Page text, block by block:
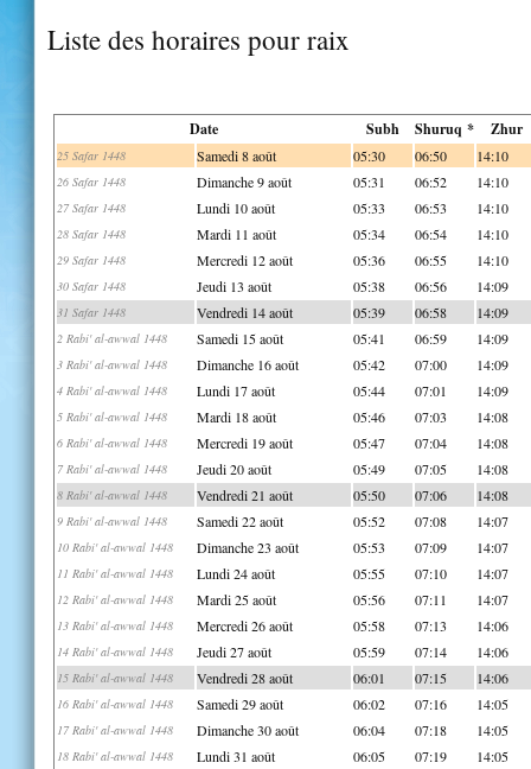
Liste des horaires pour raix
Date Subh Shuruq * Zhur
25 Safar 1448 Samedi 8 août 05:30 06:50 14:10
26 Safar 1448 Dimanche 9 août 05:31 06:52 14:10
27 Safar 1448 Lundi 10 août 05:33 06:53 14:10
28 Safar 1448 Mardi 11 août 05:34 06:54 14:10
29 Safar 1448 Mercredi 12 août 05:36 06:55 14:10
30 Safar 1448 Jeudi 13 août 05:38 06:56 14:09
31 Safar 1448 Vendredi 14 août 05:39 06:58 14:09
2 Rabi' al-awwal 1448 Samedi 15 août 05:41 06:59 14:09
3 Rabi' al-awwal 1448 Dimanche 16 août 05:42 07:00 14:09
4 Rabi' al-awwal 1448 Lundi 17 août 05:44 07:01 14:09
5 Rabi' al-awwal 1448 Mardi 18 août 05:46 07:03 14:08
6 Rabi' al-awwal 1448 Mercredi 19 août 05:47 07:04 14:08
7 Rabi' al-awwal 1448 Jeudi 20 août 05:49 07:05 14:08
8 Rabi' al-awwal 1448 Vendredi 21 août 05:50 07:06 14:08
9 Rabi' al-awwal 1448 Samedi 22 août 05:52 07:08 14:07
10 Rabi' al-awwal 1448 Dimanche 23 août 05:53 07:09 14:07
11 Rabi' al-awwal 1448 Lundi 24 août 05:55 07:10 14:07
12 Rabi' al-awwal 1448 Mardi 25 août 05:56 07:11 14:07
13 Rabi' al-awwal 1448 Mercredi 26 août 05:58 07:13 14:06
14 Rabi' al-awwal 1448 Jeudi 27 août 05:59 07:14 14:06
15 Rabi' al-awwal 1448 Vendredi 28 août 06:01 07:15 14:06
16 Rabi' al-awwal 1448 Samedi 29 août 06:02 07:16 14:05
17 Rabi' al-awwal 1448 Dimanche 30 août 06:04 07:18 14:05
18 Rabi' al-awwal 1448 Lundi 31 août 06:05 07:19 14:05